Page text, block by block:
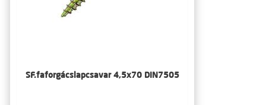
SF.faforgácslapcsavar 4,5x70 DIN7505